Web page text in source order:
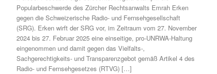
Popularbeschwerde des Zürcher Rechtsanwalts Emrah Erken
gegen die Schweizerische Radio- und Fernsehgesellschaft
(SRG). Erken wirft der SRG vor, im Zeitraum vom 27. November
2024 bis 27. Februar 2025 eine einseitige, pro-UNRWA-Haltung
eingenommen und damit gegen das Vielfalts-,
Sachgerechtigkeits- und Transparenzgebot gemäß Artikel 4 des
Radio- und Fernsehgesetzes (RTVG) […]